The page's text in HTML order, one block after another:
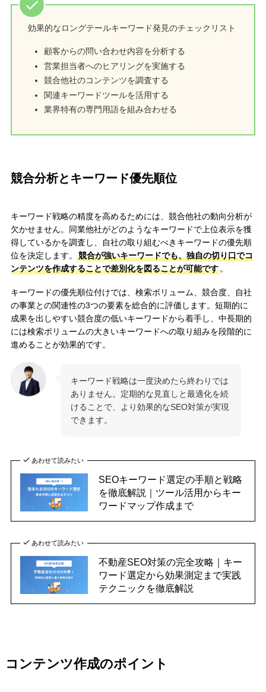
効果的なロングテールキーワード発見のチェックリスト
顧客からの問い合わせ内容を分析する
営業担当者へのヒアリングを実施する
競合他社のコンテンツを調査する
関連キーワードツールを活用する
業界特有の専門用語を組み合わせる
競合分析とキーワード優先順位
キーワード戦略の精度を高めるためには、競合他社の動向分析が
欠かせません。同業他社がどのようなキーワードで上位表示を獲
得しているかを調査し、自社の取り組むべきキーワードの優先順
位を決定します。
競合が強いキーワードでも、独自の切り口でコ
ンテンツを作成することで差別化を図ることが可能です。
キーワードの優先順位付けでは、検索ボリューム、競合度、自社
の事業との関連性の3つの要素を総合的に評価します。短期的に
成果を出しやすい競合度の低いキーワードから着手し、中長期的
には検索ボリュームの大きいキーワードへの取り組みを段階的に
進めることが効果的です。
キーワード戦略は一度決めたら終わりでは
ありません。定期的な見直しと最適化を続
けることで、より効果的なSEO対策が実現
できます。
あわせて読みたい
SEOキーワード選定の手順と戦略
を徹底解説｜ツール活用からキー
ワードマップ作成まで
あわせて読みたい
不動産SEO対策の完全攻略｜キー
ワード選定から効果測定まで実践
テクニックを徹底解説
コンテンツ作成のポイント